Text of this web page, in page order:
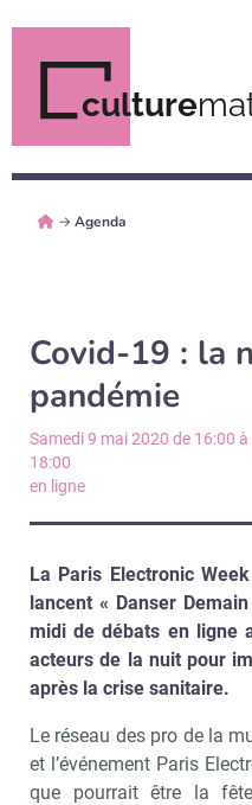
culture
→Agenda
Covid-19 : la
pandémie
Samedi 9 mai 2020 de 16:00 à
18:00
en ligne
La Paris Electronic
lancent « Danser
midi de débats en ligne
acteurs de la nuit pour
après la crise sanitaire.
Le réseau des pro de la
et l’événement Paris
que pourrait être la